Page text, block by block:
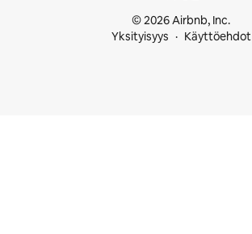
© 2026 Airbnb, Inc.
Yksityisyys
Käyttöehdot